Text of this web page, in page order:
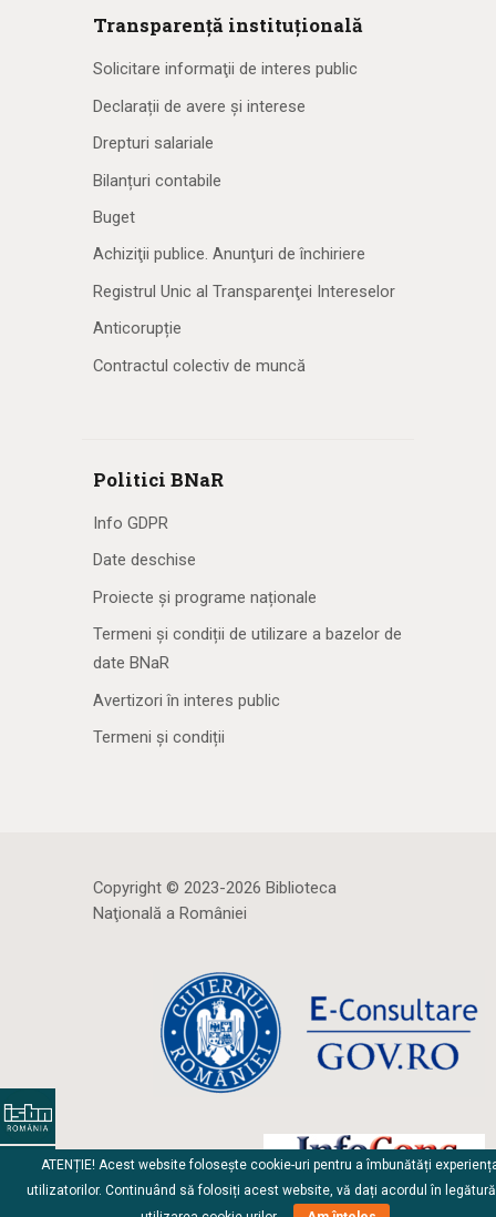
Transparență instituțională
Solicitare informaţii de interes public
Declarații de avere și interese
Drepturi salariale
Bilanțuri contabile
Buget
Achiziţii publice. Anunţuri de închiriere
Registrul Unic al Transparenţei Intereselor
Anticorupție
Contractul colectiv de muncă
Politici BNaR
Info GDPR
Date deschise
Proiecte și programe naționale
Termeni și condiții de utilizare a bazelor de
date BNaR
Avertizori în interes public
Termeni și condiții
Copyright © 2023-2026 Biblioteca
Naţională a României
ATENȚIE! Acest website folosește cookie-uri pentru a îmbunătăți
utilizatorilor. Continuând să folosiți acest website, vă dați acordul în